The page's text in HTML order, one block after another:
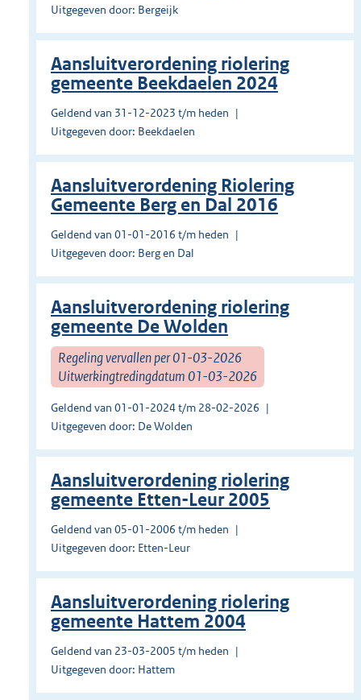
Uitgegeven door: Bergeijk
Aansluitverordening riolering
gemeente Beekdaelen 2024
Geldend van 31-12-2023 t/m heden
Uitgegeven door: Beekdaelen
Aansluitverordening Riolering
Gemeente Berg en Dal 2016
Geldend van 01-01-2016 t/m heden
Uitgegeven door: Berg en Dal
Aansluitverordening riolering
gemeente De Wolden
Regeling vervallen per 01-03-2026
Uitwerkingtredingdatum 01-03-2026
Geldend van 01-01-2024 t/m 28-02-2026
Uitgegeven door: De Wolden
Aansluitverordening riolering
gemeente Etten-Leur 2005
Geldend van 05-01-2006 t/m heden
Uitgegeven door: Etten-Leur
Aansluitverordening riolering
gemeente Hattem 2004
Geldend van 23-03-2005 t/m heden
Uitgegeven door: Hattem